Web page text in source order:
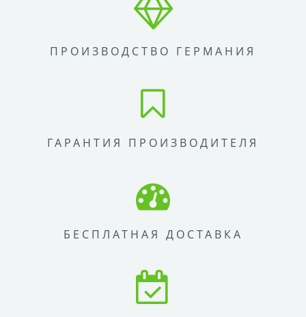
ПРОИЗВОДСТВО ГЕРМАНИЯ
ГАРАНТИЯ ПРОИЗВОДИТЕЛЯ
БЕСПЛАТНАЯ ДОСТАВКА